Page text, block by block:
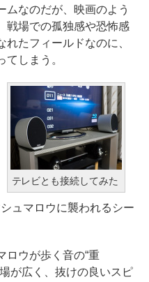
ムなのだが、映画のよう
戦場での孤独感や恐怖感
たフィールドなのに、
しまう。
テレビとも接続してみた
ュマロウに襲われるシー
ウが歩く音の“重
が広く、抜けの良いスピ